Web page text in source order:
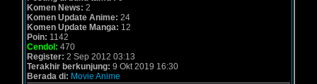
Komen News: 2
Komen Update Anime: 24
Komen Update Manga: 12
Poin: 1142
Cendol: 470
Register: 2 Sep 2012 03:13
Terakhir berkunjung: 9 Okt 2019 16:30
Berada di: Movie Anime